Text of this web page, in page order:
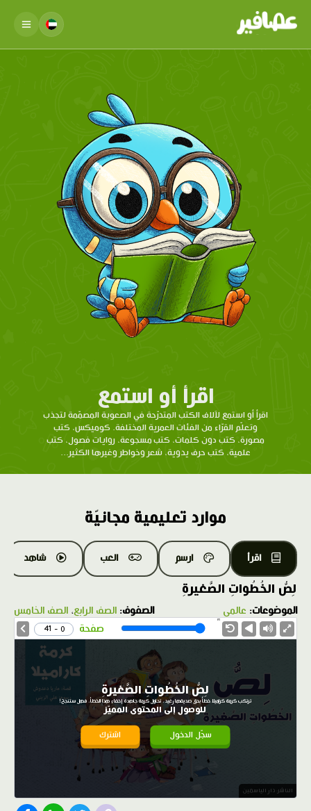
اقرأ أو استمع
اقرأ أو استمع لآلاف الكتب المتدرّحة في الصعوبة المصمّمة لتجذب
وتعلّم القرّاء من الفئات العمرية المختلفة. كوميكس، كتب
مصورة، كتب دون كلمات، كتب مسجوعة، روايات فصول، كتب
علمية، كتب حرف يدوية، شعر وخواطر وغيرها الكثير...
موارد تعليمية مجانيّة
اقرأ ارسم العب شاهد
لِصُّ الخُطُواتِ الصَّغيرةِ
الموضوعات: عالمي الصفوف: الصف الرابع، الصف الخامس
صفحة 0 - 41
لِصُّ الخُطُواتِ الصَّغيرةِ
ترتكب كرمة كراميلا خطأً بحق صديقها رغيد، تحاول كرمة جاهدة إخفاء هذا الخطأ، فهل ستنجح!
للوصول إلى المحتوى المميّز
سجّل الدخول اشترك
الناشر: دار الياسمين